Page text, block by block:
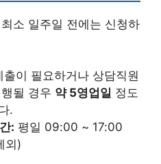
소 일주일 전에는 신청하
출이 필요하거나 상담직원
될 경우 약 5영업일 정도
.
: 평일 09:00 ~ 17:00
외)